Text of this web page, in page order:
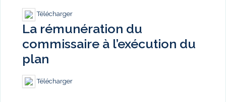
Télécharger
La rémunération du
commissaire à l’exécution du
plan
Télécharger